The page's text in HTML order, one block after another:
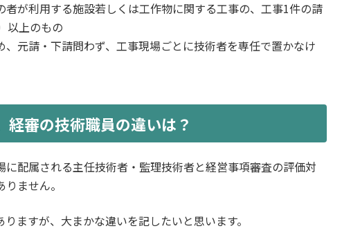
が利用する施設若しくは工作物に関する工事の、工事1件の請
以上のもの
、元請・下請問わず、工事現場ごとに技術者を専任で置かなけ
経審の技術職員の違いは？
配属される主任技術者・監理技術者と経営事項審査の評価対
ません。
ますが、大まかな違いを記したいと思います。